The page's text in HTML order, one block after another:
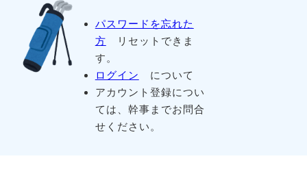
パスワードを忘れた
方 リセットできま
す。
ログイン
について
アカウント登録につい
ては、幹事までお問合
せください。